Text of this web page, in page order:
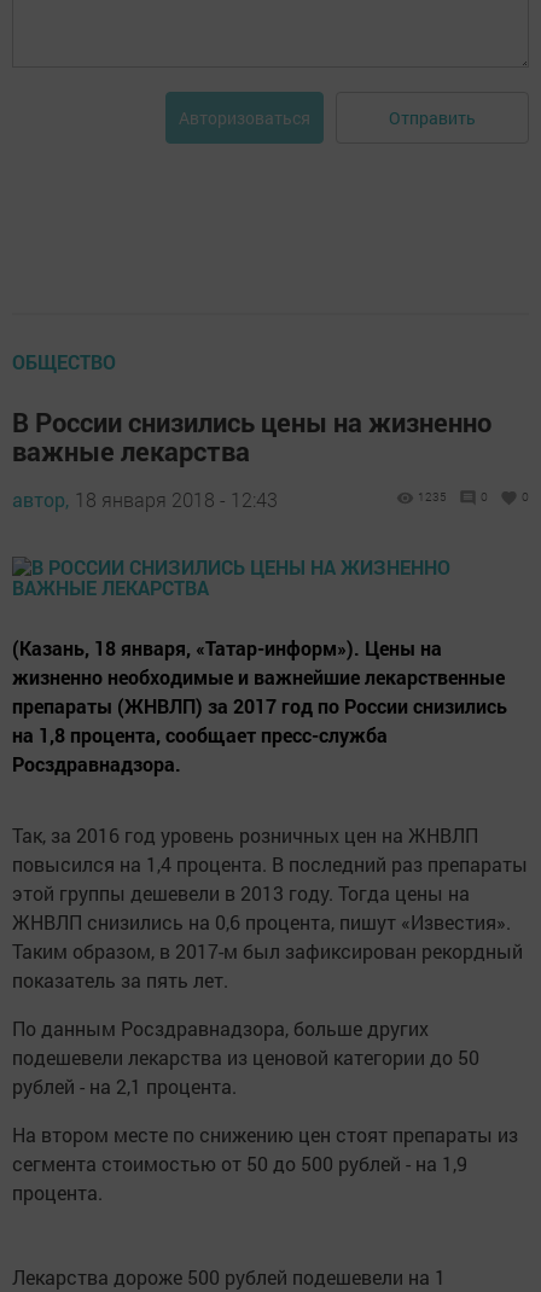
Авторизоваться Отправить
ОБЩЕСТВО
В России снизились цены на жизненно
важные лекарства
автор, 18 января 2018 - 12:43 1235 0 0
(Казань, 18 января, «Татар-информ»). Цены на
жизненно необходимые и важнейшие лекарственные
препараты (ЖНВЛП) за 2017 год по России снизились
на 1,8 процента, сообщает пресс-служба
Росздравнадзора.
Так, за 2016 год уровень розничных цен на ЖНВЛП
повысился на 1,4 процента. В последний раз препараты
этой группы дешевели в 2013 году. Тогда цены на
ЖНВЛП снизились на 0,6 процента, пишут «Известия».
Таким образом, в 2017-м был зафиксирован рекордный
показатель за пять лет.
По данным Росздравнадзора, больше других
подешевели лекарства из ценовой категории до 50
рублей - на 2,1 процента.
На втором месте по снижению цен стоят препараты из
сегмента стоимостью от 50 до 500 рублей - на 1,9
процента.
Лекарства дороже 500 рублей подешевели на 1